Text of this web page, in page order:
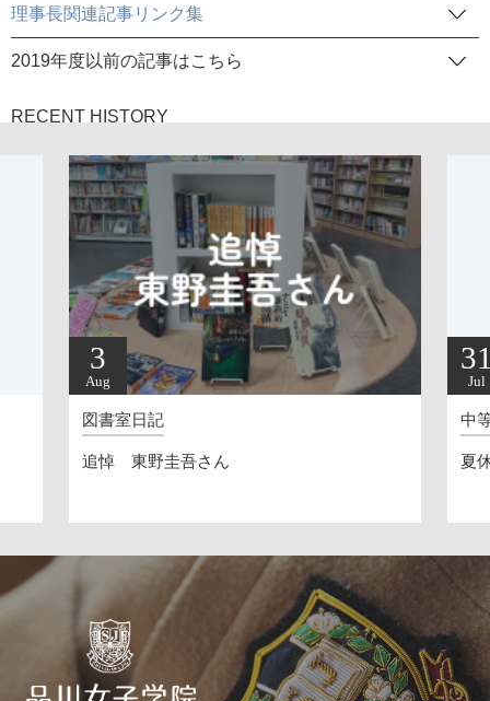
理事長関連記事リンク集
2019年度以前の記事はこちら
RECENT HISTORY
3
Aug
図書室日記
追悼 東野圭吾さん
Jul
中
夏